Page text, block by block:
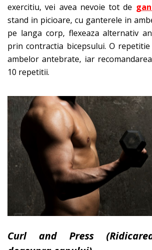
exercitiu, vei avea nevoie tot de
stand in picioare, cu ganterele in
pe langa corp, flexeaza alternativ
prin contractia bicepsului. O repetitie
ambelor antebrate, iar
10 repetitii.
Curl and Press